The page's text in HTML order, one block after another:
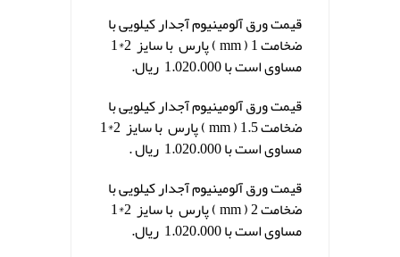
قیمت ورق آلومینیوم آجدار کیلویی با
ضخامت 1 ( mm ) پارس با سایز 2*1
مساوی است با 1.020.000 ریال.
قیمت ورق آلومینیوم آجدار کیلویی با
ضخامت 1.5 ( mm ) پارس با سایز 2*1
مساوی است با 1.020.000 ریال .
قیمت ورق آلومینیوم آجدار کیلویی با
ضخامت 2 ( mm ) پارس با سایز 2*1
مساوی است با 1.020.000 ریال.